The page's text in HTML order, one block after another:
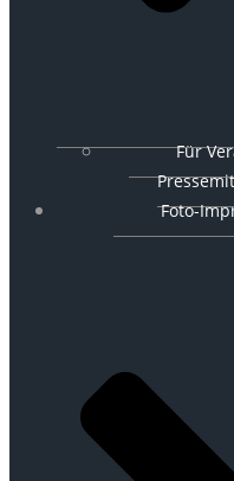
Für
Foto-